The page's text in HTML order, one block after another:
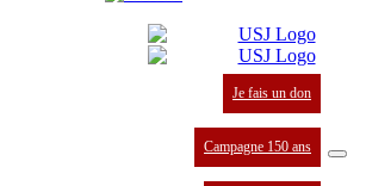
Je fais un don
Campagne 150 ans